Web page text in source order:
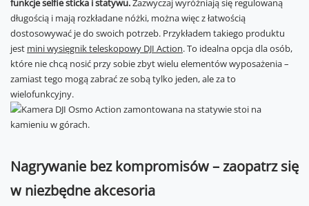
funkcje selfie sticka i statywu.Zazwyczaj wyróżniają się regulowaną
długością i mają rozkładane nóżki, można więc z łatwością
dostosowywać je do swoich potrzeb. Przykładem takiego produktu
jest mini wysięgnik teleskopowy DJI Action. To idealna opcja dla osób,
które nie chcą nosić przy sobie zbyt wielu elementów wyposażenia –
zamiast tego mogą zabrać ze sobą tylko jeden, ale za to
wielofunkcyjny.
Nagrywanie bez kompromisów – zaopatrz się
w niezbędne akcesoria